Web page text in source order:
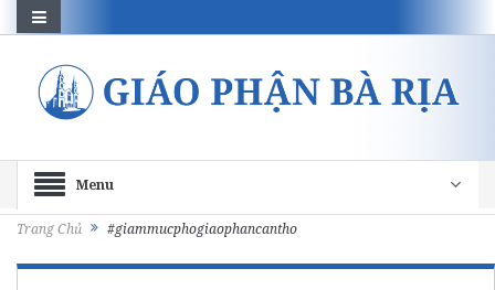
Menu
Trang Chủ #giammucphogiaophancantho